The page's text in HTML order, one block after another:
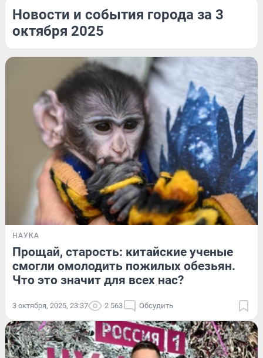
Новости и события города за 3
октября 2025
НАУКА
Прощай, старость: китайские ученые
смогли омолодить пожилых обезьян.
Что это значит для всех нас?
3 октября, 2025, 23:37 2 563 Обсудить